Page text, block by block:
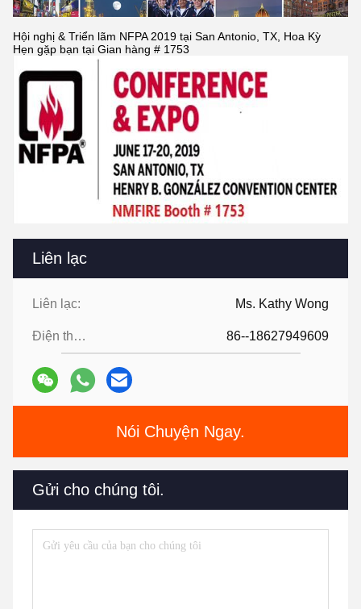
Liên lạc
Liên lạc: Ms. Kathy Wong
Điện thoại: 86--18627949609
Nói Chuyện Ngay.
Gửi cho chúng tôi.
Hội nghị & Triển lãm NFPA 2019 tại San Antonio, TX, Hoa Kỳ
Hẹn gặp bạn tại Gian hàng # 1753